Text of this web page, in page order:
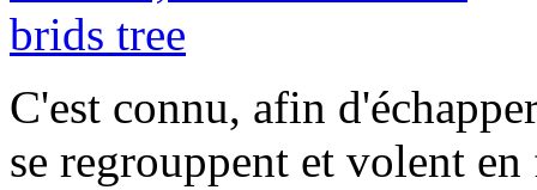
C'est connu, afin
se regrouppent et volent